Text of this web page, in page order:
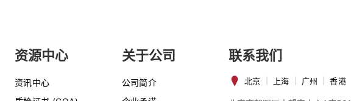
资源中心
资讯中心
关于公司
公司简介
联系我们
北京 上海 广州 香港